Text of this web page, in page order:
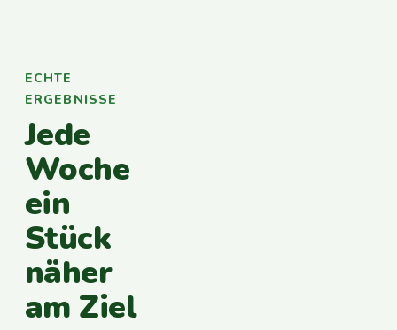
ECHTE
ERGEBNISSE
Jede
Woche
ein
Stück
näher
am Ziel